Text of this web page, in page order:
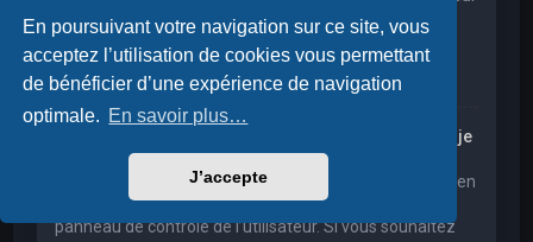
En poursuivant votre navigation sur ce site, vous
acceptez l’utilisation de cookies vous permettant
de bénéficier d’une expérience de navigation
optimale. En savoir plus…
J’accepte
accorder des pouvoirs de modération, ou bien leur
donner accès à un forum privé.
Haut
Où sont les groupes d’utilisateurs et comment puis-je
en rejoindre un ?
Vous pouvez consulter tous les groupes d’utilisateurs en
cliquant sur le lien « Groupes d’utilisateurs » depuis le
panneau de contrôle de l’utilisateur. Si vous souhaitez